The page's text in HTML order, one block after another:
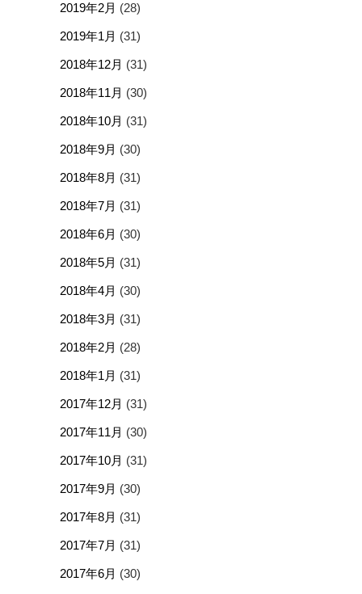
2019年2月 (28)
2019年1月 (31)
2018年12月 (31)
2018年11月 (30)
2018年10月 (31)
2018年9月 (30)
2018年8月 (31)
2018年7月 (31)
2018年6月 (30)
2018年5月 (31)
2018年4月 (30)
2018年3月 (31)
2018年2月 (28)
2018年1月 (31)
2017年12月 (31)
2017年11月 (30)
2017年10月 (31)
2017年9月 (30)
2017年8月 (31)
2017年7月 (31)
2017年6月 (30)